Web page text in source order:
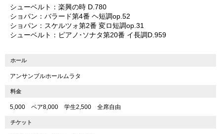
シューベルト：楽興の時 D.780
ショパン：バラード第4番 ヘ短調op.52
ショパン：スケルツォ第2番 変ロ短調op.31
シューベルト：ピアノ･ソナタ第20番 イ長調D.959
ホール
アンサンブルホールムラタ
料金
5,000 ペア8,000 学生2,500 全席自由
チケット